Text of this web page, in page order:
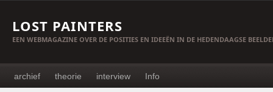
LOST PAINTERS
EEN WEBMAGAZINE OVER DE POSITIES EN IDEEËN IN DE HEDENDAAGSE
archief theorie interview Info